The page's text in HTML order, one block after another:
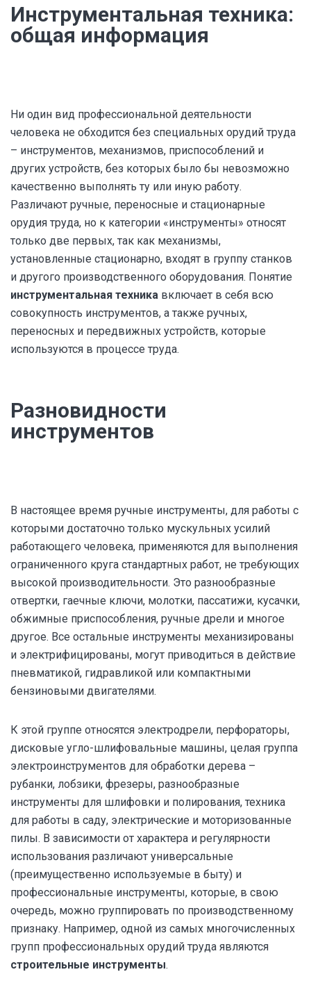
Инструментальная техника:
общая информация
Ни один вид профессиональной деятельности
человека не обходится без специальных орудий труда
– инструментов, механизмов, приспособлений и
других устройств, без которых было бы невозможно
качественно выполнять ту или иную работу.
Различают ручные, переносные и стационарные
орудия труда, но к категории «инструменты» относят
только две первых, так как механизмы,
установленные стационарно, входят в группу станков
и другого производственного оборудования. Понятие
инструментальная техника включает в себя всю
совокупность инструментов, а также ручных,
переносных и передвижных устройств, которые
используются в процессе труда.
Разновидности
инструментов
В настоящее время ручные инструменты, для работы с
которыми достаточно только мускульных усилий
работающего человека, применяются для выполнения
ограниченного круга стандартных работ, не требующих
высокой производительности. Это разнообразные
отвертки, гаечные ключи, молотки, пассатижи, кусачки,
обжимные приспособления, ручные дрели и многое
другое. Все остальные инструменты механизированы
и электрифицированы, могут приводиться в действие
пневматикой, гидравликой или компактными
бензиновыми двигателями.
К этой группе относятся электродрели, перфораторы,
дисковые угло-шлифовальные машины, целая группа
электроинструментов для обработки дерева –
рубанки, лобзики, фрезеры, разнообразные
инструменты для шлифовки и полирования, техника
для работы в саду, электрические и моторизованные
пилы. В зависимости от характера и регулярности
использования различают универсальные
(преимущественно используемые в быту) и
профессиональные инструменты, которые, в свою
очередь, можно группировать по производственному
признаку. Например, одной из самых многочисленных
групп профессиональных орудий труда являются
строительные инструменты.